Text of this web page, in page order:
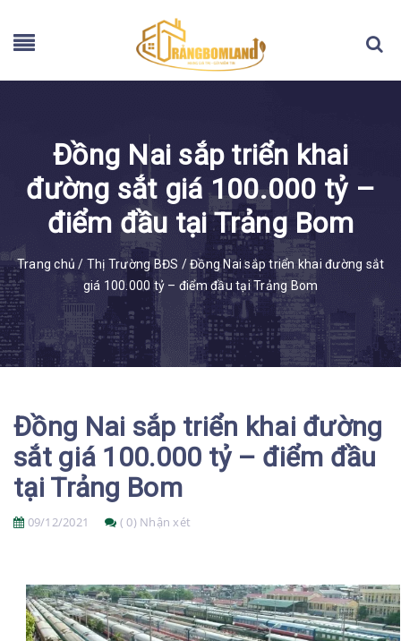
Đồng Nai sắp triển khai
đường sắt giá 100.000 tỷ –
điểm đầu tại Trảng Bom
Trang chủ / Thị Trường BĐS /Đồng Nai sắp triển khai đường sắt
giá 100.000 tỷ – điểm đầu tại Trảng Bom
Đồng Nai sắp triển khai đường
sắt giá 100.000 tỷ – điểm đầu
tại Trảng Bom
09/12/2021 ( 0) Nhận xét